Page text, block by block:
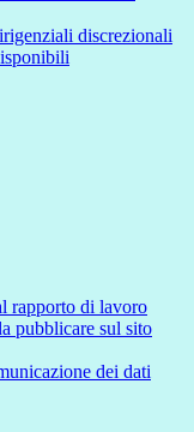
discrezionali
rapporto di lavoro
pubblicare sul sito
dei dati